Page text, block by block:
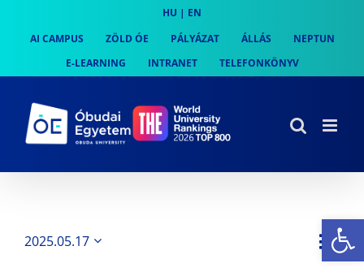
content
HU | EN
AI CAMPUS
ZÖLD ÓE PÁLYÁZAT ÁLLÁS
NEPTUN
E-LEARNING
INTRANET TELEFONKÖNYV
Nap
2025.05.17